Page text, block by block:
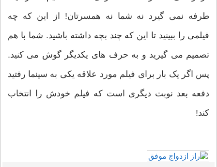
طرفه نمی گیرد نه شما نه همسرتان! از این که چه
فیلمی را ببینید تا این که چند بچه داشته باشید. شما با هم
تصمیم می گیرید و به حرف های یکدیگر گوش می کنید.
پس اگر یک بار برای فیلم مورد علاقه یکی به سینما رفتید
دفعه بعد نوبت دیگری است که فیلم خودش را انتخاب
کند!